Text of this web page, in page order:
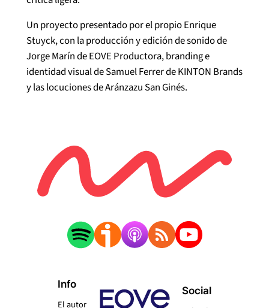
Un proyecto presentado por el propio Enrique
Stuyck, con la producción y edición de sonido de
Jorge Marín de EOVE Productora, branding e
identidad visual de Samuel Ferrer de KINTON Brands
y las locuciones de Aránzazu San Ginés.
Info
El autor
Social